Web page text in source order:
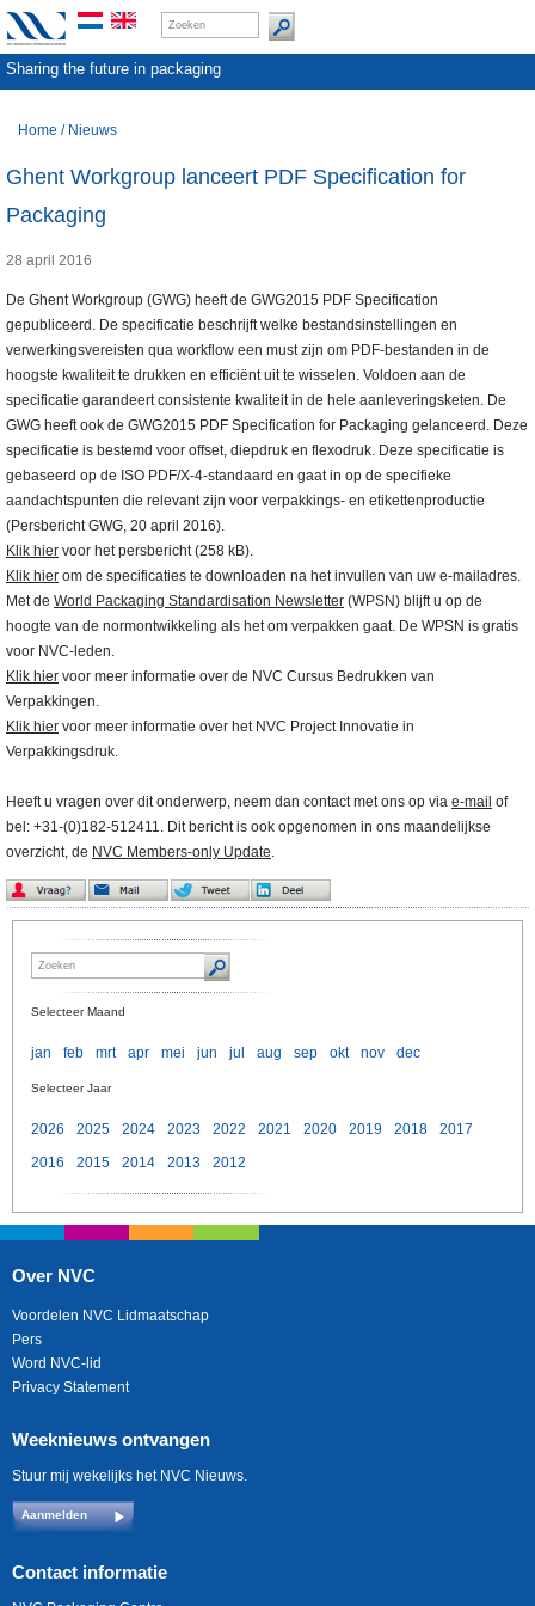
Sharing the future in packaging
Home / Nieuws
Ghent Workgroup lanceert PDF Specification for
Packaging
28 april 2016
De Ghent Workgroup (GWG) heeft de GWG2015 PDF Specification
gepubliceerd. De specificatie beschrijft welke bestandsinstellingen en
verwerkingsvereisten qua workflow een must zijn om PDF-bestanden in de
hoogste kwaliteit te drukken en efficiënt uit te wisselen. Voldoen aan de
specificatie garandeert consistente kwaliteit in de hele aanleveringsketen. De
GWG heeft ook de GWG2015 PDF Specification for Packaging gelanceerd. Deze
specificatie is bestemd voor offset, diepdruk en flexodruk. Deze specificatie is
gebaseerd op de ISO PDF/X-4-standaard en gaat in op de specifieke
aandachtspunten die relevant zijn voor verpakkings- en etikettenproductie
(Persbericht GWG, 20 april 2016).
Klik hier voor het persbericht (258 kB).
Klik hier om de specificaties te downloaden na het invullen van uw e-mailadres.
Met de World Packaging Standardisation Newsletter (WPSN) blijft u op de
hoogte van de normontwikkeling als het om verpakken gaat. De WPSN is gratis
voor NVC-leden.
Klik hier voor meer informatie over de NVC Cursus Bedrukken van
Verpakkingen.
Klik hier voor meer informatie over het NVC Project Innovatie in
Verpakkingsdruk.
Heeft u vragen over dit onderwerp, neem dan contact met ons op via e-mail of
bel: +31-(0)182-512411. Dit bericht is ook opgenomen in ons maandelijkse
overzicht, de NVC Members-only Update.
Selecteer Maand
jan feb mrt apr mei jun jul aug sep okt nov dec
Selecteer Jaar
2026 2025 2024 2023 2022 2021 2020 2019 2018
2017
2016
2015 2014 2013 2012
Over NVC
Voordelen NVC Lidmaatschap
Pers
Word NVC-lid
Privacy Statement
Weeknieuws ontvangen
Stuur mij wekelijks het NVC Nieuws.
Aanmelden
Contact informatie